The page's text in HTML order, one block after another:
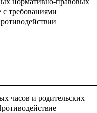
нормативно-правовых
с требованиями
часов и родительских